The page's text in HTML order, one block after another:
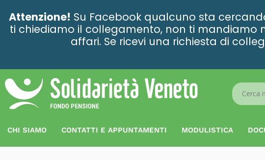
Attenzione! Su Facebook qualcuno sta
ti chiediamo il collegamento, non ti mandiamo
affari. Se ricevi una richiesta di
Search
...
CHI SIAMO CONTATTI E APPUNTAMENTI MODULISTICA